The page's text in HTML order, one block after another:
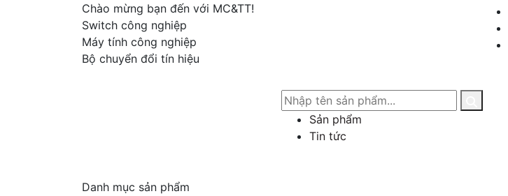
Chào mừng bạn đến với MC&TT!
Switch công nghiệp
Máy tính công nghiệp
Bộ chuyển đổi tín hiệu
Sản phẩm
Tin tức
Danh mục sản phẩm